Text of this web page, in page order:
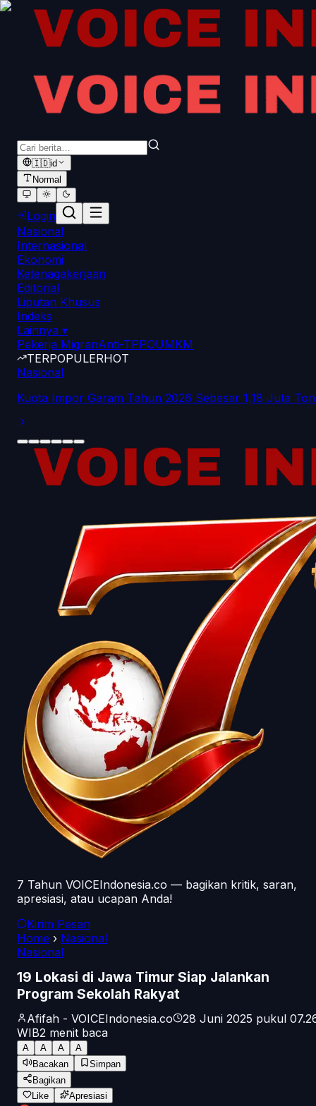
🇮🇩id
Normal
Login
Nasional
Internasional
Ekonomi
Ketenagakerjaan
Editorial
Liputan Khusus
Indeks
Lainnya ▾
Pekerja MigranAnti-TPPOUMKM
TERPOPULERHOT
Nasional
Kuota Impor Garam Tahun 2026 Sebesar 1,18 Juta Ton
7 Tahun VOICEIndonesia.co — bagikan kritik, saran,
apresiasi, atau ucapan Anda!
Kirim Pesan
Home › Nasional
Nasional
19 Lokasi di Jawa Timur Siap Jalankan
Program Sekolah Rakyat
Afifah - VOICEIndonesia.co
28 Juni 2025 pukul
WIB2 menit baca
A A A
A
Bacakan
Simpan
Bagikan
Like
Apresiasi